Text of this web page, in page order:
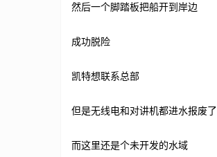
然后一个脚踏板把船开到岸边
成功脱险
凯特想联系总部
但是无线电和对讲机都进水报废了
而这里还是个未开发的水域